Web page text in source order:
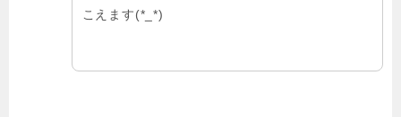
こえます(*_*)